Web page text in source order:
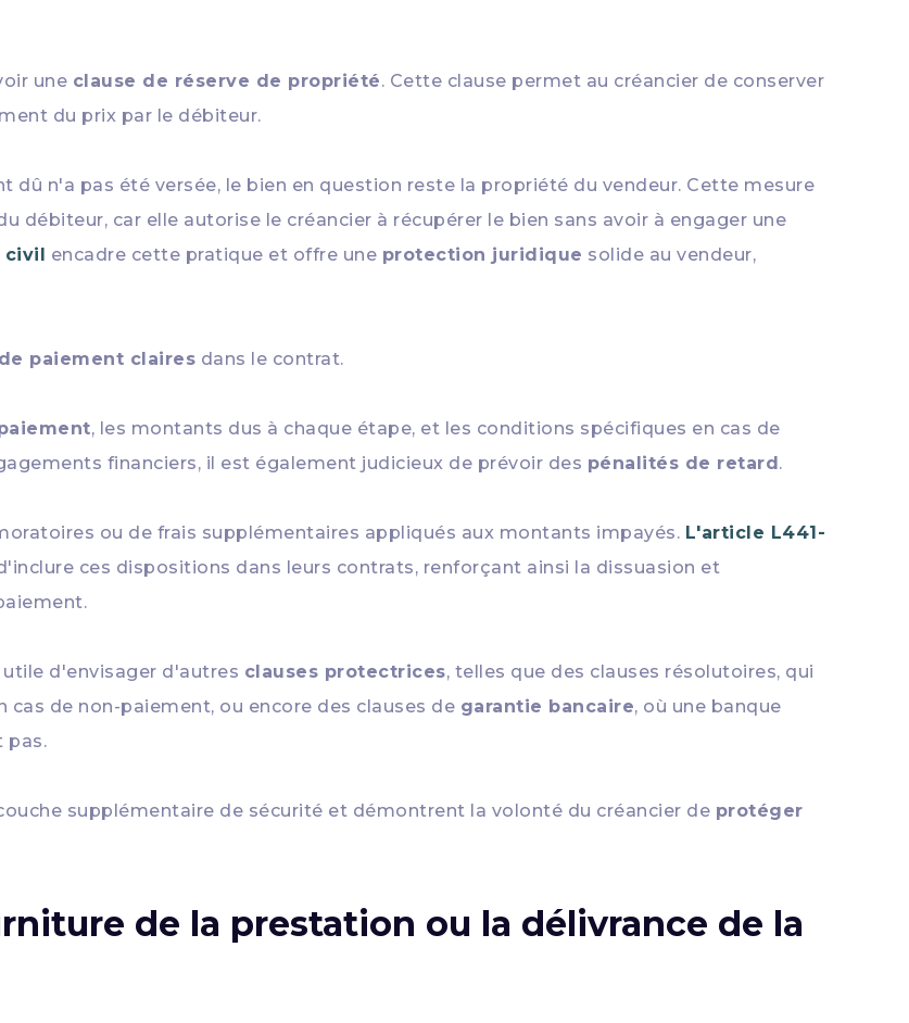
une clause de réserve de propriété. Cette clause permet au créancier de conserver
du prix par le débiteur.
n'a pas été versée, le bien en question reste la propriété du vendeur. Cette mesure
débiteur, car elle autorise le créancier à récupérer le bien sans avoir à engager une
civil encadre cette pratique et offre une protection juridique solide au vendeur,
paiement claires dans le contrat.
, les montants dus à chaque étape, et les conditions spécifiques en cas de
financiers, il est également judicieux de prévoir des pénalités de retard.
ou de frais supplémentaires appliqués aux montants impayés. L'article L441-
ces dispositions dans leurs contrats, renforçant ainsi la dissuasion et
utile d'envisager d'autres clauses protectrices, telles que des clauses résolutoires, qui
cas de non-paiement, ou encore des clauses de garantie bancaire, où une banque
pas.
supplémentaire de sécurité et démontrent la volonté du créancier de protéger
de la prestation ou la délivrance de la